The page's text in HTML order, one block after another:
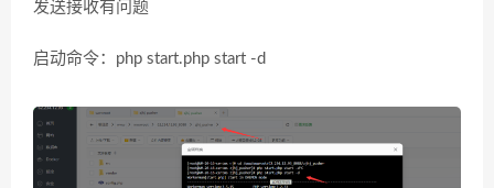
发送接收有问题
启动命令：php start.php start -d